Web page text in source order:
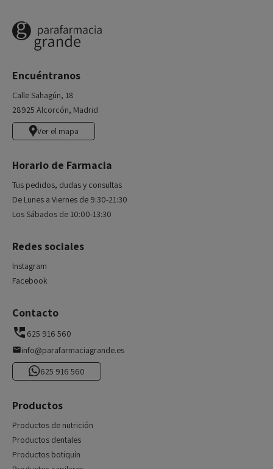
Encuéntranos
Calle Sahagún, 18
28925 Alcorcón, Madrid
Ver el mapa
Horario de Farmacia
Tus pedidos, dudas y consultas
De Lunes a Viernes de 9:30-21:30
Los Sábados de 10:00-13:30
Redes sociales
Instagram
Facebook
Contacto
625 916 560
info@parafarmaciagrande.es
625 916 560
Productos
Productos de nutrición
Productos dentales
Productos botiquín